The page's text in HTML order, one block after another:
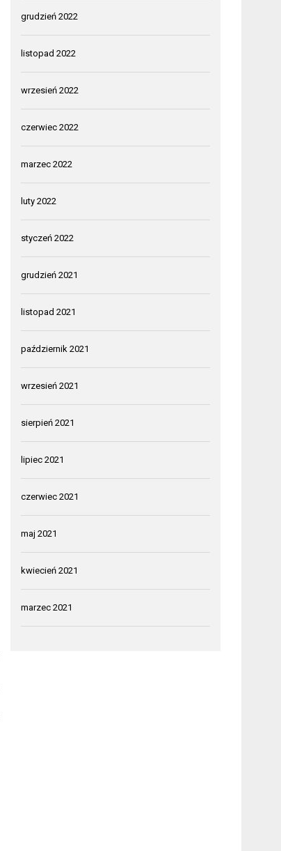
grudzień 2022
listopad 2022
wrzesień 2022
czerwiec 2022
marzec 2022
luty 2022
styczeń 2022
grudzień 2021
listopad 2021
październik 2021
wrzesień 2021
sierpień 2021
lipiec 2021
czerwiec 2021
maj 2021
kwiecień 2021
marzec 2021